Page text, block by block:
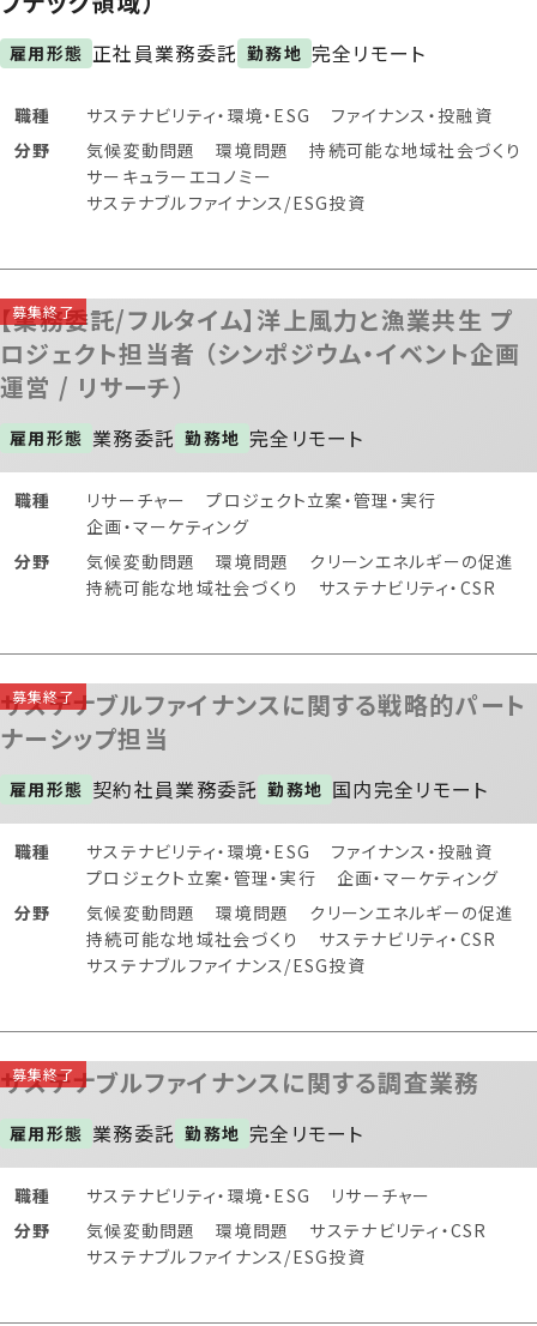
雇用形態 正社員業務委託 勤務地 完全リモート
職種 サステナビリティ・環境・ESG
ファイナンス・投融資
分野
気候変動問題 環境問題
持続可能な地域社会づくり
サーキュラーエコノミー
サステナブルファイナンス/ESG投資
【業務委託/フルタイム】洋上風力と漁業共生 プ
ロジェクト担当者 （シンポジウム・イベント企画
運営 / リサーチ）
雇用形態 業務委託 勤務地 完全リモート
職種 リサーチャー
プロジェクト立案・管理・実行
企画・マーケティング
分野
気候変動問題 環境問題
クリーンエネルギーの促進
持続可能な地域社会づくり
サステナビリティ・CSR
サステナブルファイナンスに関する戦略的パート
ナーシップ担当
雇用形態 契約社員業務委託 勤務地 国内完全リモート
職種 サステナビリティ・環境・ESG
ファイナンス・投融資
プロジェクト立案・管理・実行
企画・マーケティング
分野
気候変動問題 環境問題
クリーンエネルギーの促進
持続可能な地域社会づくり
サステナビリティ・CSR
サステナブルファイナンス/ESG投資
サステナブルファイナンスに関する調査業務
雇用形態 業務委託 勤務地 完全リモート
職種 サステナビリティ・環境・ESG
リサーチャー
分野
気候変動問題 環境問題
サステナビリティ・CSR
サステナブルファイナンス/ESG投資